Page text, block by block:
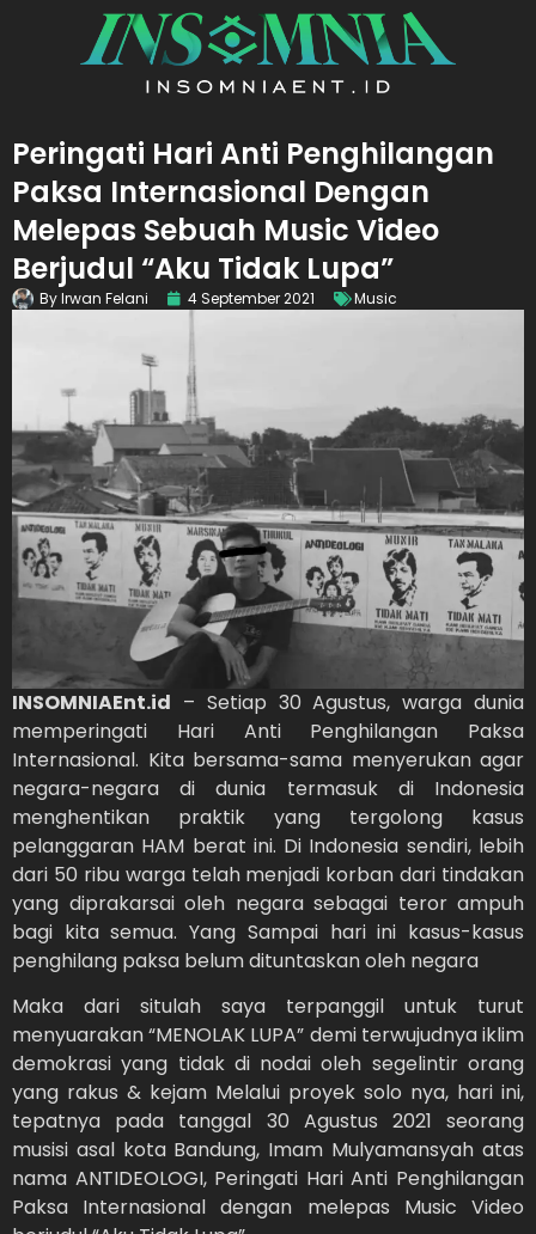
Peringati Hari Anti Penghilangan
Paksa Internasional Dengan
Melepas Sebuah Music Video
Berjudul “Aku Tidak Lupa”
ByIrwan Felani 4 September 2021 Music
INSOMNIAEnt.id – Setiap 30 Agustus, warga dunia
memperingati Hari Anti Penghilangan Paksa
Internasional. Kita bersama-sama menyerukan agar
negara-negara di dunia termasuk di Indonesia
menghentikan praktik yang tergolong kasus
pelanggaran HAM berat ini. Di Indonesia sendiri, lebih
dari 50 ribu warga telah menjadi korban dari tindakan
yang diprakarsai oleh negara sebagai teror ampuh
bagi kita semua. Yang Sampai hari ini kasus-kasus
penghilang paksa belum dituntaskan oleh negara
Maka dari situlah saya terpanggil untuk turut
menyuarakan “MENOLAK LUPA” demi terwujudnya iklim
demokrasi yang tidak di nodai oleh segelintir orang
yang rakus & kejam Melalui proyek solo nya, hari ini,
tepatnya pada tanggal 30 Agustus 2021 seorang
musisi asal kota Bandung, Imam Mulyamansyah atas
nama ANTIDEOLOGI, Peringati Hari Anti Penghilangan
Paksa Internasional dengan melepas Music Video